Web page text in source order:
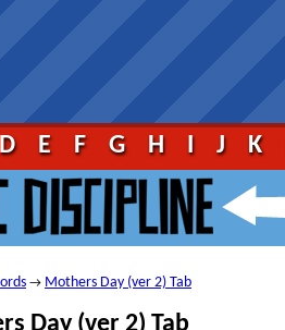
D E F G H I J K
→ Mothers Day (ver 2) Tab
Day (ver 2) Tab